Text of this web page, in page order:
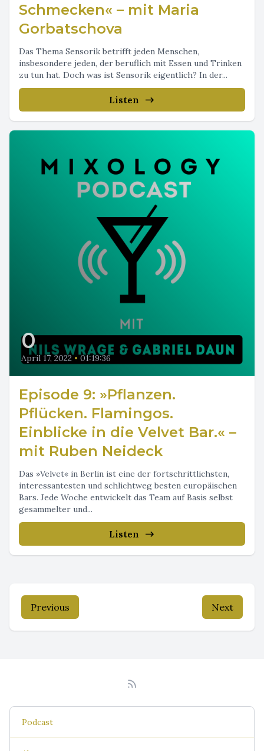
Schmecken« – mit Maria
Gorbatschova
Das Thema Sensorik betrifft jeden Menschen,
insbesondere jeden, der beruflich mit Essen und Trinken
zu tun hat. Doch was ist Sensorik eigentlich? In der...
Listen
0
April 17, 2022 • 01:19:36
Episode 9: »Pflanzen.
Pflücken. Flamingos.
Einblicke in die Velvet Bar.« –
mit Ruben Neideck
Das »Velvet« in Berlin ist eine der fortschrittlichsten,
interessantesten und schlichtweg besten europäischen
Bars. Jede Woche entwickelt das Team auf Basis selbst
gesammelter und...
Listen
Previous Next
Podcast